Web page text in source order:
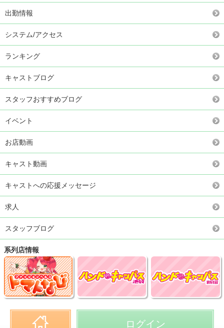
出勤情報
システム/アクセス
ランキング
キャストブログ
スタッフおすすめブログ
イベント
お店動画
キャスト動画
キャストへの応援メッセージ
求人
スタッフブログ
系列店情報
ログイン